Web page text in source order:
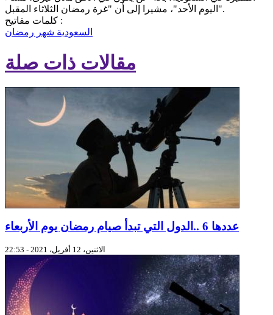
اليوم الأحد"، مشيرا إلى أن "غرة رمضان الثلاثاء المقبل".
كلمات مفاتيح :
السعودية شهر رمضان
مقالات ذات صلة
عددها 6 ..الدول التي تبدأ صيام رمضان يوم الأربعاء
الاثنين، 12 أفريل، 2021 - 22:53